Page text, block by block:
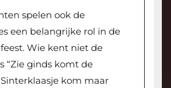
spelen ook de
een belangrijke rol in de
Wie kent niet de
“Zie ginds komt de
kom maar